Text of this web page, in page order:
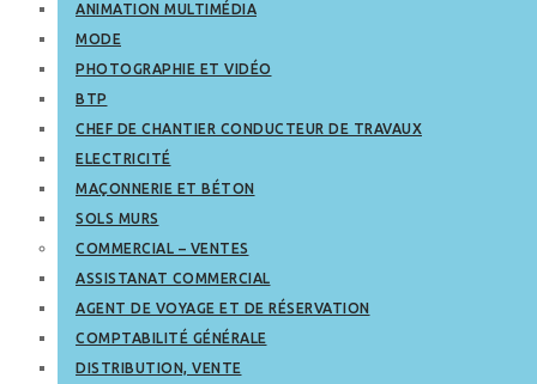
ANIMATION MULTIMÉDIA
MODE
PHOTOGRAPHIE ET VIDÉO
BTP
CHEF DE CHANTIER CONDUCTEUR DE TRAVAUX
ELECTRICITÉ
MAÇONNERIE ET BÉTON
SOLS MURS
COMMERCIAL – VENTES
ASSISTANAT COMMERCIAL
AGENT DE VOYAGE ET DE RÉSERVATION
COMPTABILITÉ GÉNÉRALE
DISTRIBUTION, VENTE